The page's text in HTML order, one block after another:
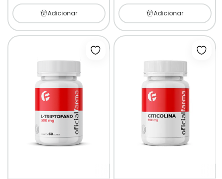
Adicionar Adicionar
Adicionar à lista de desejos